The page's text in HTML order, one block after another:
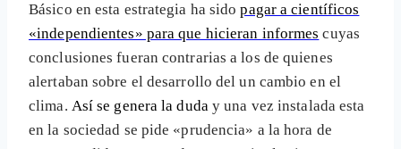
Básico en esta estrategia ha sidopagar a científicos
«independientes» para que hicieran informes cuyas
conclusiones fueran contrarias a los de quienes
alertaban sobre el desarrollo del un cambio en el
clima. Así se genera la duday una vez instalada esta
en la sociedad se pide «prudencia» a la hora de